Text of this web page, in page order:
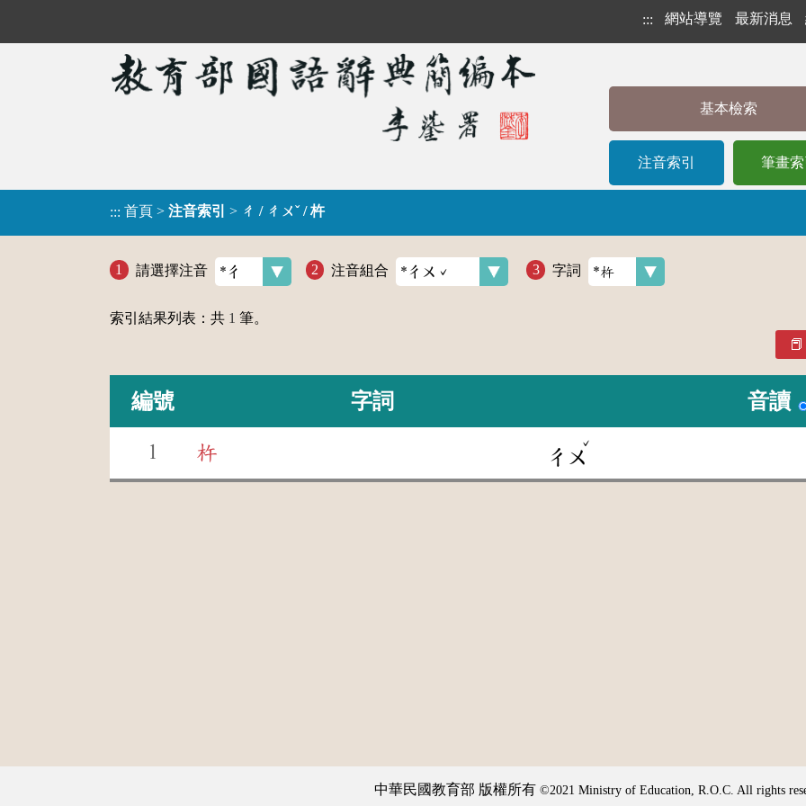
::: 網站導覽 最新消息
基本檢索
注音索引 筆畫索
::: 首頁 > 注音索引 > ㄔ / ㄔㄨˇ / 杵
請選擇注音 注音組合 字詞
索引結果列表：共 1 筆。
編號 字詞 音讀
1 杵 ㄔㄨ
ˇ
中華民國教育部 版權所有 ©2021 Ministry of Education, R.O.C. All rights